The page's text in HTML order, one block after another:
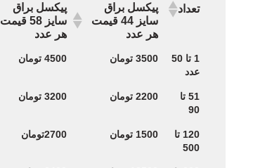
تعداد
پیکسل براق
سایز 44 قیمت
هر عدد
پیکسل براق
سایز 58 قیمت
هر عدد
تعداد
پیکسل براق
سایز 44 قیمت
پیکسل براق
سایز 58 قیمت
1 تا 50
عدد
3500 تومان 4500 تومان
51 تا
90
2200 تومان 3200 تومان
120 تا
500
1500 تومان 2700تومان